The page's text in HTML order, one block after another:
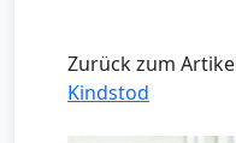
Zurück zum
Kindstod